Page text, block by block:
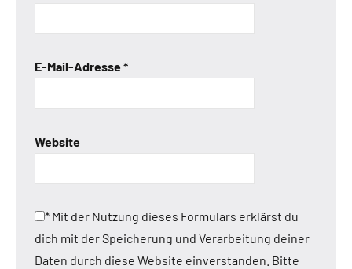
E-Mail-Adresse*
Website
* Mit der Nutzung dieses Formulars erklärst du
dich mit der Speicherung und Verarbeitung deiner
Daten durch diese Website einverstanden. Bitte